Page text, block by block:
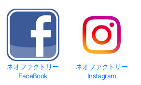
ネオファクトリー
FaceBook
ネオファクトリー
Instagram